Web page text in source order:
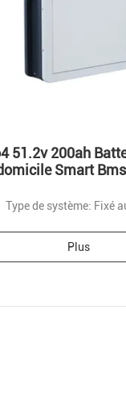
51.2v 200ah
Smart
Type de système: Fixé
Plus